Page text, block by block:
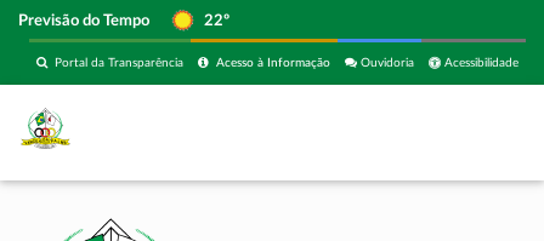
Previsão do Tempo 22º
Acessibilidade
Ouvidoria
Acesso à Informação
Portal da Transparência